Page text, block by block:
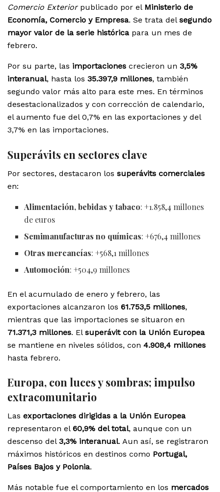
Comercio Exteriorpublicado por el Ministerio de
Economía, Comercio y Empresa. Se trata del segundo
mayor valor de la serie histórica para un mes de
febrero.
Por su parte, las importaciones crecieron un 3,5%
interanual, hasta los 35.397,9 millones, también
segundo valor más alto para este mes. En términos
desestacionalizados y con corrección de calendario,
el aumento fue del 0,7% en las exportaciones y del
3,7% en las importaciones.
Superávits en sectores clave
Por sectores, destacaron los superávits comerciales
en:
Alimentación, bebidas y tabaco: +1.858,4 millones
de euros
Semimanufacturas no químicas: +676,4 millones
Otras mercancías: +568,1 millones
Automoción: +504,9 millones
En el acumulado de enero y febrero, las
exportaciones alcanzaron los 61.753,5 millones,
mientras que las importaciones se situaron en
71.371,3 millones. El superávit con la Unión Europea
se mantiene en niveles sólidos, con 4.908,4 millones
hasta febrero.
Europa, con luces y sombras; impulso
extracomunitario
Las exportaciones dirigidas a la Unión Europea
representaron el 60,9% del total, aunque con un
descenso del 3,3% interanual. Aun así, se registraron
máximos históricos en destinos como Portugal,
Países Bajos y Polonia.
Más notable fue el comportamiento en los mercados